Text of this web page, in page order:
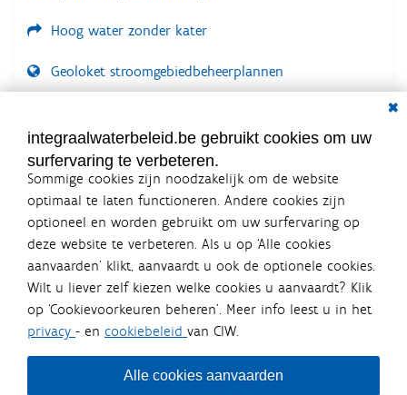
Hoog water zonder kater
Geoloket stroomgebiedbeheerplannen
LOGIN VEREIST
integraalwaterbeleid.be gebruikt cookies om uw
surfervaring te verbeteren.
Sommige cookies zijn noodzakelijk om de website
optimaal te laten functioneren. Andere cookies zijn
optioneel en worden gebruikt om uw surfervaring op
deze website te verbeteren. Als u op ‘Alle cookies
aanvaarden’ klikt, aanvaardt u ook de optionele cookies.
Wilt u liever zelf kiezen welke cookies u aanvaardt? Klik
op ‘Cookievoorkeuren beheren’. Meer info leest u in het
privacy - en cookiebeleid van CIW.
Alle cookies aanvaarden
Integraalwaterbeleid.be is een
officiële website van de Vlaamse
overheid
uitgegeven door Coördinatiecommissie Integraal
Waterbeleid
De Coördinatiecommissie Integraal Waterbeleid (CIW) is een
bestuursniveaus die bij het waterbeleid betrokken zijn. Ook
waterbedrijven nemen deel aan het overleg. Deze